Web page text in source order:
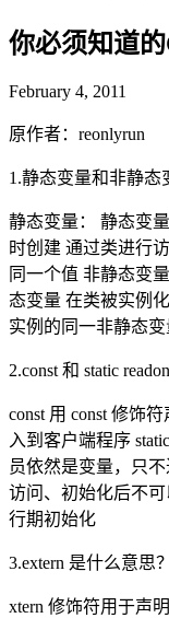
你必须知道
February 4, 2011
原作者：reonlyrun
1.静态变量和非静态
静态变量： 静态变
时创建 通过类进行
同一个值 非静态变
态变量 在类被实例
实例的同一非静态
2.const 和 static
const 用 const 修饰
入到客户端程序
员依然是变量，只
访问、初始化后不
行期初始化
3.extern 是什么意思？
xtern 修饰符用于声